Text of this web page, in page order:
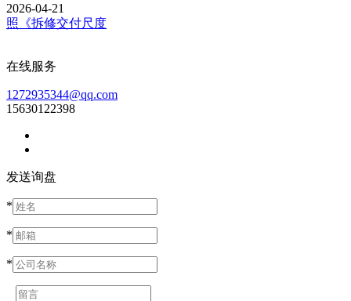
2026-04-21
照《拆修交付尺度
在线服务
1272935344@qq.com
15630122398
发送询盘
*
*
*